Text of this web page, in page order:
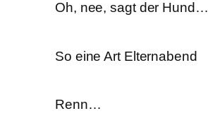
Oh, nee, sagt der Hund…
So eine Art Elternabend
Renn…